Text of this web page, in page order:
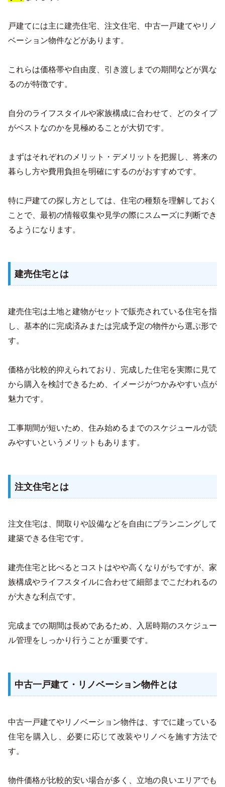
戸建てには主に建売住宅、注文住宅、中古一戸建てやリノ
ベーション物件などがあります。
これらは価格帯や自由度、引き渡しまでの期間などが異な
るのが特徴です。
自分のライフスタイルや家族構成に合わせて、どのタイプ
がベストなのかを見極めることが大切です。
まずはそれぞれのメリット・デメリットを把握し、将来の
暮らし方や費用負担を明確にするのがおすすめです。
特に戸建ての探し方としては、住宅の種類を理解しておく
ことで、最初の情報収集や見学の際にスムーズに判断でき
るようになります。
建売住宅とは
建売住宅は土地と建物がセットで販売されている住宅を指
し、基本的に完成済みまたは完成予定の物件から選ぶ形で
す。
価格が比較的抑えられており、完成した住宅を実際に見て
から購入を検討できるため、イメージがつかみやすい点が
魅力です。
工事期間が短いため、住み始めるまでのスケジュールが読
みやすいというメリットもあります。
注文住宅とは
注文住宅は、間取りや設備などを自由にプランニングして
建築できる住宅です。
建売住宅と比べるとコストはやや高くなりがちですが、家
族構成やライフスタイルに合わせて細部までこだわれるの
が大きな利点です。
完成までの期間は長めであるため、入居時期のスケジュー
ル管理をしっかり行うことが重要です。
中古一戸建て・リノベーション物件とは
中古一戸建てやリノベーション物件は、すでに建っている
住宅を購入し、必要に応じて改装やリノベを施す方法で
す。
物件価格が比較的安い場合が多く、立地の良いエリアでも